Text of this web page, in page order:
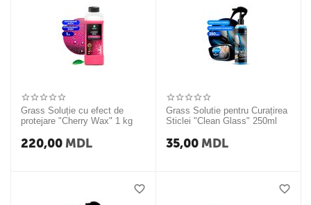
Grass Soluție cu efect de
protejare "Cherry Wax" 1 kg
220,00 MDL
Grass Solutie pentru Curațirea
Sticlei "Clean Glass" 250ml
35,00 MDL